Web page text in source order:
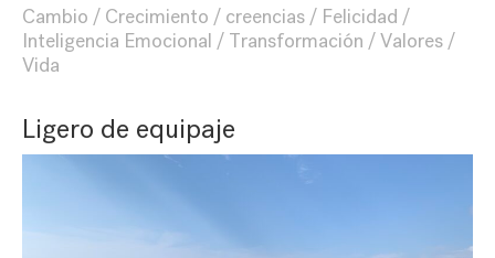
Cambio
Crecimiento creencias
Felicidad
Inteligencia Emocional
Transformación
Valores
Vida
Ligero de equipaje